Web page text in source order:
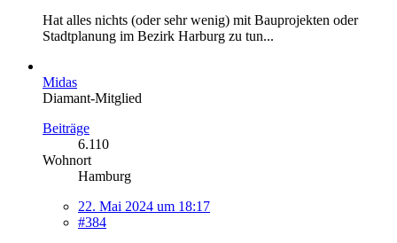
Hat alles nichts (oder sehr wenig) mit Bauprojekten oder
Stadtplanung im Bezirk Harburg zu tun...
Midas
Diamant-Mitglied
Beiträge
6.110
Wohnort
Hamburg
22. Mai 2024 um 18:17
#384